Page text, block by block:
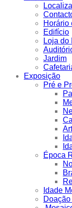
Horário
Edifício
Loja do
Jardim
Exposição
Pré e
Época
Idade